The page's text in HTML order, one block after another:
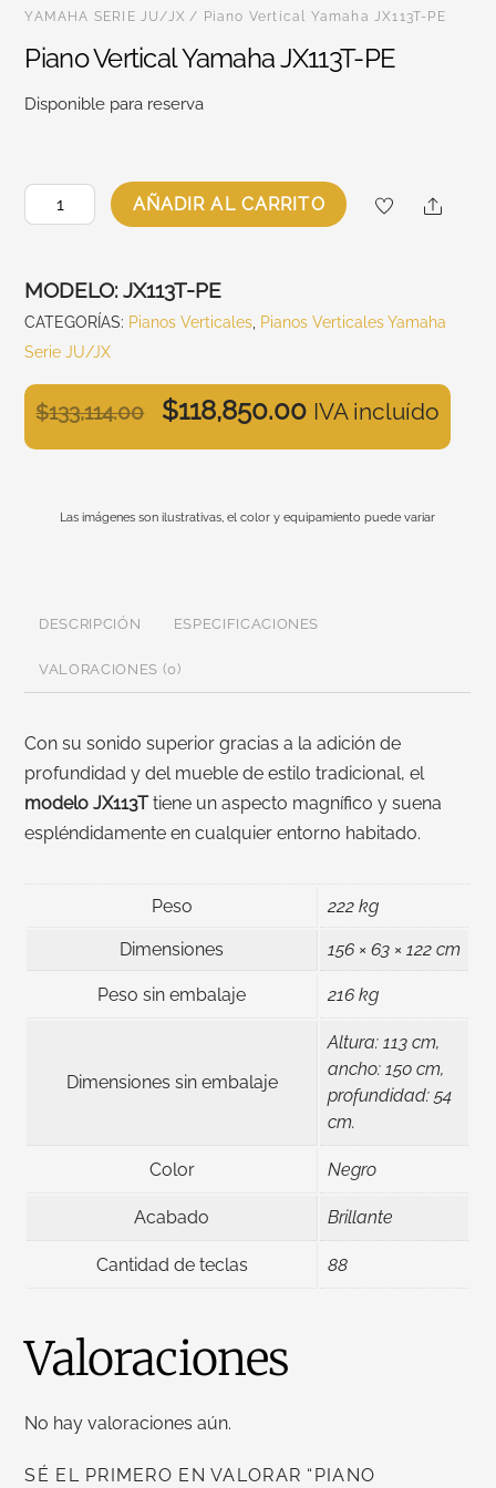
YAMAHA SERIE JU/JX / Piano Vertical Yamaha JX113T-PE
Piano Vertical Yamaha JX113T-PE
$133,114.00 $118,850.00 IVA incluído
Disponible para reserva
Piano
Vertical
JX113T-
PE
cantidad
AÑADIR AL CARRITO Share
MODELO:JX113T-PE
CATEGORÍAS: Pianos Verticales Pianos Verticales Yamaha
Serie JU/JX
Las imágenes son ilustrativas, el color y equipamiento puede variar
DESCRIPCIÓN ESPECIFICACIONES
VALORACIONES (0)
Con su sonido superior gracias a la adición de
profundidad y del mueble de estilo tradicional, el
modelo JX113Ttiene un aspecto magnífico y suena
espléndidamente en cualquier entorno habitado.
Peso 222 kg
Dimensiones 156 × 63 × 122 cm
Peso sin embalaje 216 kg
Dimensiones sin embalaje
Altura: 113 cm,
ancho: 150 cm,
profundidad: 54
cm.
Color Negro
Acabado Brillante
Cantidad de teclas 88
Valoraciones
No hay valoraciones aún.
SÉ EL PRIMERO EN VALORAR “PIANO